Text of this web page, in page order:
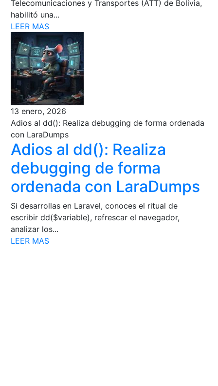
Telecomunicaciones y Transportes (ATT) de Bolivia,
habilitó una...
LEER MAS
13 enero, 2026
Adios al dd(): Realiza debugging de forma ordenada
con LaraDumps
Adios al dd(): Realiza
debugging de forma
ordenada con LaraDumps
Si desarrollas en Laravel, conoces el ritual de
escribir dd($variable), refrescar el navegador,
analizar los...
LEER MAS